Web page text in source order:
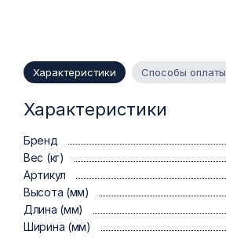
Характеристики Способы оплаты
Характеристики
Бренд
Вес (кг)
Артикул
Высота (мм)
Длина (мм)
Ширина (мм)